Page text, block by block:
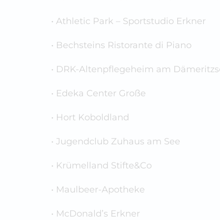
• Athletic Park – Sportstudio Erkner
• Bechsteins Ristorante di Piano
• DRK-Altenpflegeheim am
• Edeka Center Große
• Hort Koboldland
• Jugendclub Zuhaus am See
• Krümelland Stifte&Co
• Maulbeer-Apotheke
• McDonald’s Erkner